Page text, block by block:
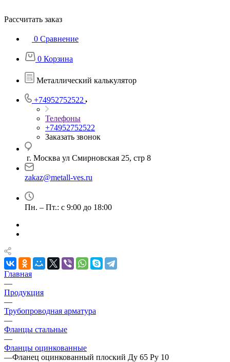
Рассчитать заказ
0 Сравнение
0 Корзина
Металлический калькулятор
+74952752522
Телефоны
+74952752522
Заказать звонок
г. Москва ул Смирновская 25, стр 8
zakaz@metall-ves.ru
Пн. – Пт.: с 9:00 до 18:00
Главная
—
Продукция
—
Трубопроводная арматура
—
Фланцы стальные
—
Фланцы оцинкованные
—Фланец оцинкованный плоский Ду 65 Ру 10